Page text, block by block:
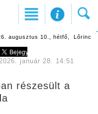
augusztus 10., hétfő, Lőrinc
január 28. 14:51
részesült a